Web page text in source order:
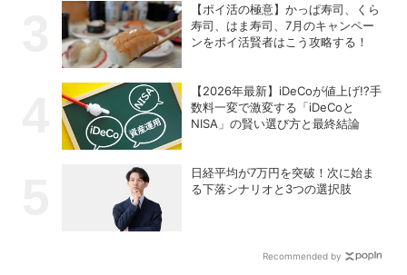
【ポイ活の極意】かっぱ寿司、くら
寿司、はま寿司、7月のキャンペー
ンをポイ活賢者はこう攻略する！
【2026年最新】iDeCoが値上げ!?手
数料一変で激変する「iDeCoと
NISA」の賢い選び方と最終結論
日経平均が7万円を突破！次に始ま
る下落シナリオと3つの選択肢
Recommended by